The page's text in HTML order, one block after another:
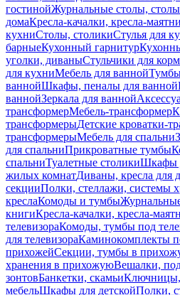
гостинойЖурнальные столы,
домаКресла-качалки, кресла-
кухниСтолы, столикиСтулья для
барныеКухонный гарнитур
уголки, диваныСтульчики для
для кухниМебель для ванной
ваннойШкафы, пеналы для ванной
ваннойЗеркала для ванной
трансформерМебель-трансформер
трансформерыДетские кроватки-
трансформерыМебель для спальни
для спальниПрикроватные тумбы
спальниТуалетные столикиШкафы
жилых комнатДиваны, кресла для
секцииПолки, стеллажи, системы
креслаКомоды и тумбы
книгиКресла-качалки, кресла-
телевизораКомоды, тумбы под
для телевизораКаминокомплекты
прихожейСекции, тумбы в
хранения в прихожуюВешалки,
зонтовБанкетки, скамьиКлючницы,
мебельШкафы для детскойПолки,